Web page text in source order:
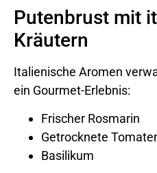
Putenbrust mit
Kräutern
Italienische Aromen
ein Gourmet-Erlebnis:
Frischer Rosmarin
Getrocknete
Basilikum